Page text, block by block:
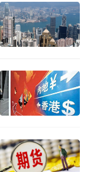
位不仅仅取
，更重要的
这种支撑力
实力，还来
来风险的掌
支撑因素是
力。目前来
能力还没有